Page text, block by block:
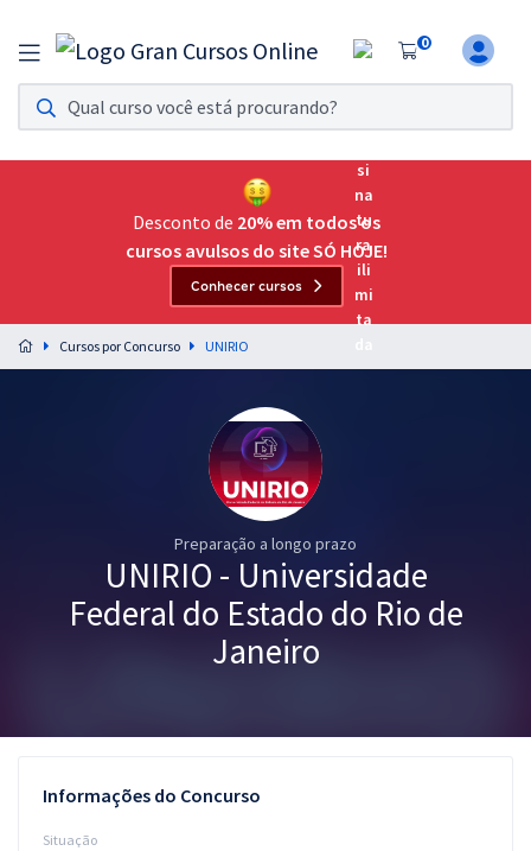
0
Assinatura Ilimitada 11
Acesso a todos os cursos. Teste grátis por 7 dias!
Assinatura OAB Até Passar
Acesso ilimitado a toda preparação para o Exame da
Preparação completa e intensiva para as principais
residências em saúde do Brasil
Graduação
Desconto de 20% em todos os
cursos avulsos do site SÓ HOJE!
Conhecer cursos
Cursos por Concurso UNIRIO
Preparação a longo prazo
UNIRIO - Universidade
Federal do Estado do Rio de
Janeiro
Informações do Concurso
Situação